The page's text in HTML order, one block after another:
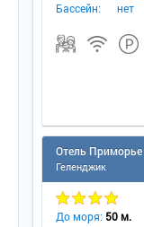
Бассейн:
нет
Отель Приморье
Геленджик
До моря: 50 м.